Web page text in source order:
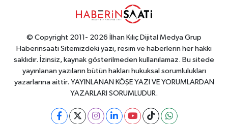
© Copyright 2011- 2026 İlhan Kılıç Dijital Medya Grup
Haberinsaati Sitemizdeki yazı, resim ve haberlerin her hakkı
saklıdır. İzinsiz, kaynak gösterilmeden kullanılamaz. Bu sitede
yayınlanan yazıların bütün hakları hukuksal sorumlulukları
yazarlarına aittir. YAYINLANAN KÖŞE YAZI VE YORUMLARDAN
YAZARLARI SORUMLUDUR.